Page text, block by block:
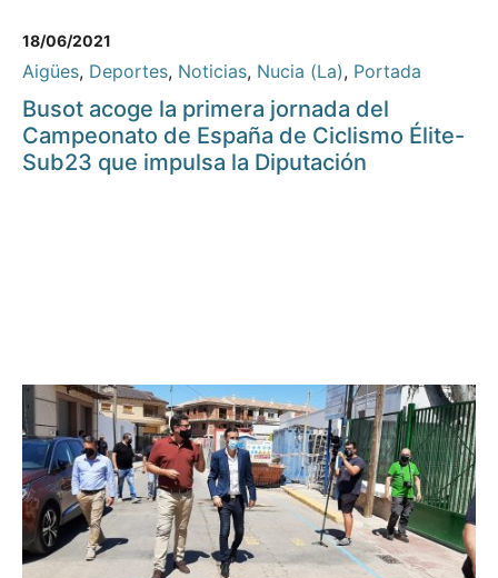
18/06/2021
Aigües, Deportes, Noticias, Nucia (La), Portada
Busot acoge la primera jornada del
Campeonato de España de Ciclismo Élite-
Sub23 que impulsa la Diputación